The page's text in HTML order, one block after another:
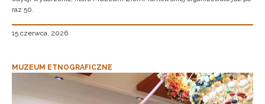
raz 50.
15 czerwca, 2026
MUZEUM ETNOGRAFICZNE